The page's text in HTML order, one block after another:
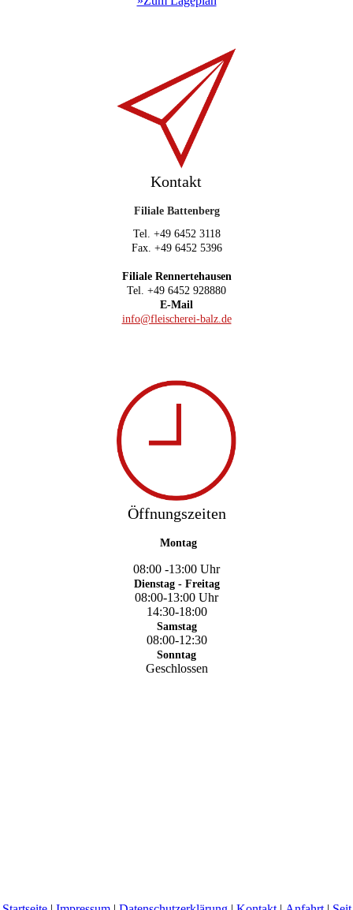
Kontakt
Filiale Battenberg
Tel. +49 6452 3118
Fax. +49 6452 5396
Filiale Rennertehausen
Tel. +49 6452 928880
E-Mail
info@fleischerei-balz.de
Öffnungszeiten
Montag
08:00 -13:00 Uhr
Dienstag - Freitag
08:00-13:00 Uhr
14:30-18:00
Samstag
08:00-12:30
Sonntag
Geschlossen